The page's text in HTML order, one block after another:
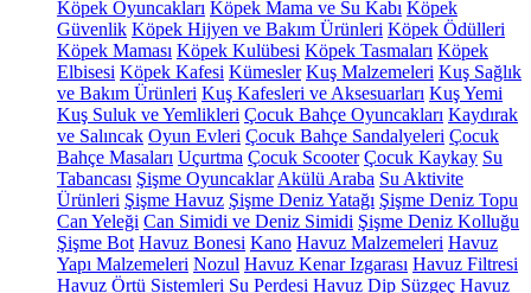
Köpek Oyuncakları Köpek Mama ve Su Kabı Köpek
Güvenlik Köpek Hijyen ve Bakım Ürünleri Köpek Ödülleri
Köpek Maması Köpek Kulübesi Köpek Tasmaları Köpek
Elbisesi Köpek Kafesi Kümesler Kuş Malzemeleri Kuş Sağlık
ve Bakım Ürünleri Kuş Kafesleri ve Aksesuarları Kuş Yemi
Kuş Suluk ve Yemlikleri Çocuk Bahçe Oyuncakları Kaydırak
ve Salıncak Oyun Evleri Çocuk Bahçe Sandalyeleri Çocuk
Bahçe Masaları Uçurtma Çocuk Scooter Çocuk Kaykay Su
Tabancası Şişme Oyuncaklar Akülü Araba Su Aktivite
Ürünleri Şişme Havuz Şişme Deniz Yatağı Şişme Deniz Topu
Can Yeleği Can Simidi ve Deniz Simidi Şişme Deniz Kolluğu
Şişme Bot Havuz Bonesi Kano Havuz Malzemeleri Havuz
Yapı Malzemeleri Nozul Havuz Kenar Izgarası Havuz Filtresi
Havuz Örtü Sistemleri Su Perdesi Havuz Dip Süzgeç Havuz